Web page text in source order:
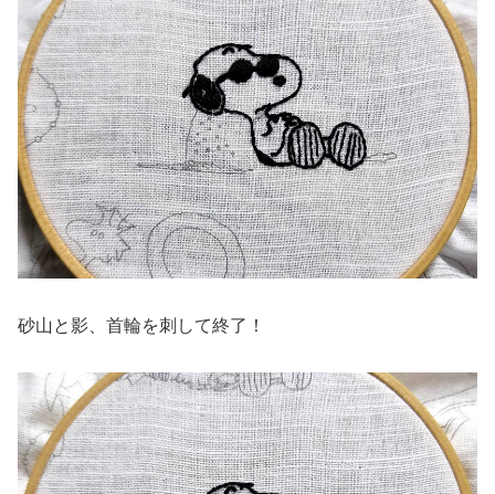
砂山と影、首輪を刺して終了！